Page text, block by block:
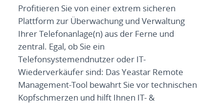
Profitieren Sie von einer extrem sicheren
Plattform zur Überwachung und Verwaltung
Ihrer Telefonanlage(n) aus der Ferne und
zentral. Egal, ob Sie ein
Telefonsystemendnutzer oder IT-
Wiederverkäufer sind: Das Yeastar Remote
Management-Tool bewahrt Sie vor technischen
Kopfschmerzen und hilft Ihnen IT- &